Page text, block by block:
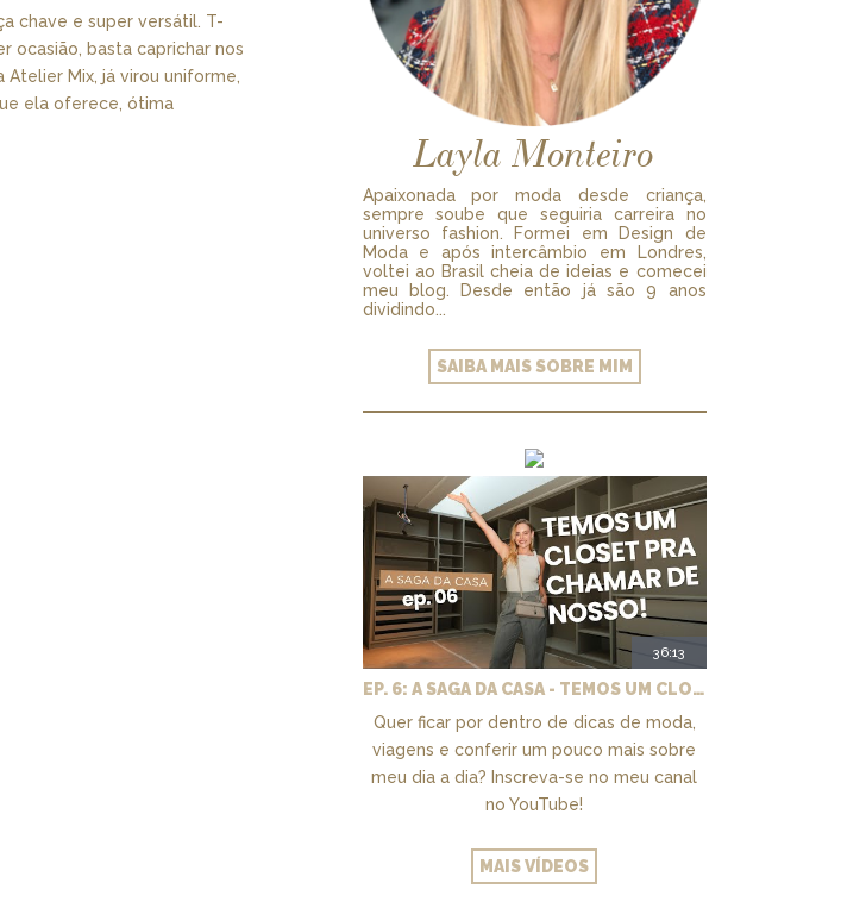
chave e super versátil. T-
ocasião, basta caprichar nos
Atelier Mix, já virou uniforme,
ela oferece, ótima
Layla Monteiro
Apaixonada por moda desde criança,
sempre soube que seguiria carreira no
universo fashion. Formei em Design de
Moda e após intercâmbio em Londres,
voltei ao Brasil cheia de ideias e comecei
meu blog. Desde então já são 9 anos
dividindo...
SAIBA MAIS SOBRE MIM
36:13
EP. 6: A SAGA DA CASA - TEMOS UM CLOSET PRA CHAMAR DE NOSSO + MARCENARIA E PAISAGISMO
Quer ficar por dentro de dicas de moda,
viagens e conferir um pouco mais sobre
meu dia a dia? Inscreva-se no meu canal
no YouTube!
MAIS VÍDEOS